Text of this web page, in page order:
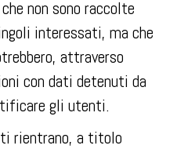
non sono raccolte
interessati, ma che
attraverso
con dati detenuti da
gli utenti.
rientrano, a titolo